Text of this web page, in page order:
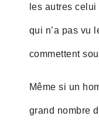
les autres
qui n’a pas vu
commettent
Même si un
grand nombre